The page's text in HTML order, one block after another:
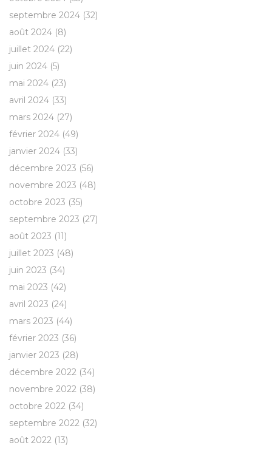
septembre 2024 (32)
août 2024 (8)
juillet 2024 (22)
juin 2024 (5)
mai 2024 (23)
avril 2024 (33)
mars 2024 (27)
février 2024 (49)
janvier 2024 (33)
décembre 2023 (56)
novembre 2023 (48)
octobre 2023 (35)
septembre 2023 (27)
août 2023 (11)
juillet 2023 (48)
juin 2023 (34)
mai 2023 (42)
avril 2023 (24)
mars 2023 (44)
février 2023 (36)
janvier 2023 (28)
décembre 2022 (34)
novembre 2022 (38)
octobre 2022 (34)
septembre 2022 (32)
août 2022 (13)